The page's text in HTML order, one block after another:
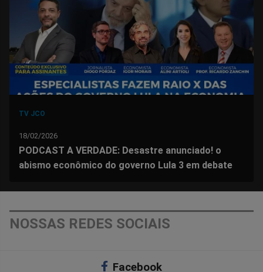
FacebookWhatsappTwitterMessengerTelegramGettr
TV JCO
18/02/2026
PODCAST A VERDADE: Desastre anunciado! o
abismo econômico do governo Lula 3 em debate
NOSSAS REDES SOCIAIS
Facebook